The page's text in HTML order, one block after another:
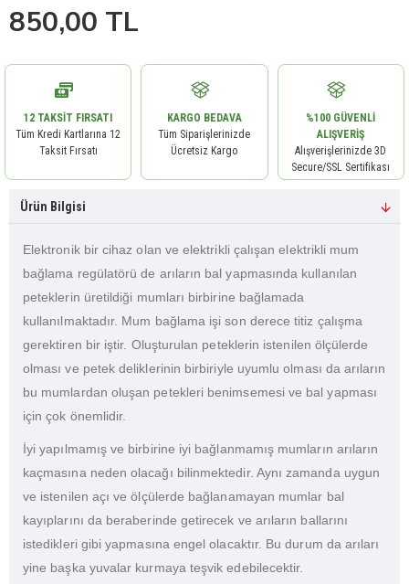
850,00 TL
12 TAKSIT FIRSATI
Tüm Kredi Kartlarına 12
Taksit Fırsatı
KARGO BEDAVA
Tüm Siparişlerinizde
Ücretsiz Kargo
%100 GÜVENLI
ALIŞVERIŞ
Alışverişlerinizde 3D
Secure/SSL Sertifikası
Ürün Bilgisi
Elektronik bir cihaz olan ve elektrikli çalışan elektrikli mum
bağlama regülatörü de arıların bal yapmasında kullanılan
peteklerin üretildiği mumları birbirine bağlamada
kullanılmaktadır. Mum bağlama işi son derece titiz çalışma
gerektiren bir iştir. Oluşturulan peteklerin istenilen ölçülerde
olması ve petek deliklerinin birbiriyle uyumlu olması da arıların
bu mumlardan oluşan petekleri benimsemesi ve bal yapması
için çok önemlidir.
İyi yapılmamış ve birbirine iyi bağlanmamış mumların arıların
kaçmasına neden olacağı bilinmektedir. Aynı zamanda uygun
ve istenilen açı ve ölçülerde bağlanamayan mumlar bal
kayıplarını da beraberinde getirecek ve arıların ballarını
istedikleri gibi yapmasına engel olacaktır. Bu durum da arıları
yine başka yuvalar kurmaya teşvik edebilecektir.